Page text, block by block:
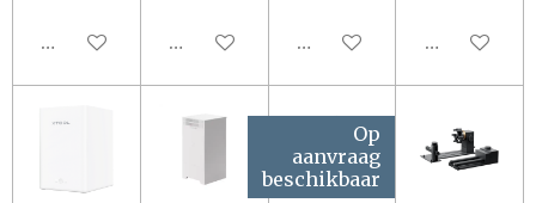
In winkelwagenIn winkelwagenIn winkelwagen
In
Op
aanvraag
beschikbaar